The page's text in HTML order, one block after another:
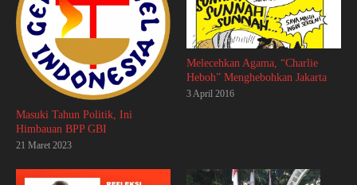
Masuki Tahun Politik, Ini
Himbauan BPP GBI
21 Maret 2023
Melecehkan Agama, “Charlie
Heboh” Menghebohkan Jakarta
3 April 2016